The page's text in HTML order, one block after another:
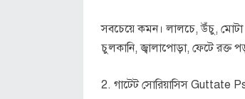
সবচেয়ে কমন। লালচে, উঁচু, মোটা
চুলকানি, জ্বালাপোড়া, ফেটে রক্ত
2. গাটেট সোরিয়াসিস Guttate